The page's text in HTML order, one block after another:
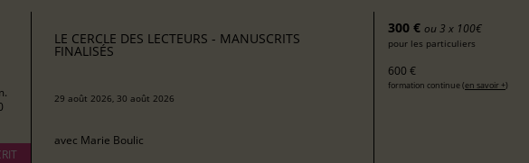
LE CERCLE DES LECTEURS - MANUSCRITS
FINALISÉS
29 août 2026, 30 août 2026
avec Marie Boulic
300 € ou 3 x 100€
pour les particuliers
600 €
formation continue (en savoir +)